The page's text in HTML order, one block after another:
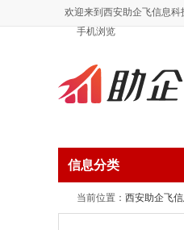
欢迎来到西安助企飞信息科
手机浏览
信息分类
当前位置： 西安助企飞